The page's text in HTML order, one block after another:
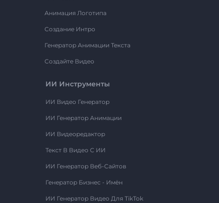
Анимация Логотипа
Создание Интро
Генератор Анимации Текста
Создайте Видео
ИИ Инструменты
ИИ Видео Генератор
ИИ Генератор Анимации
ИИ Видеоредактор
Текст В Видео С ИИ
ИИ Генератор Веб-Сайтов
Генератор Бизнес - Имён
ИИ Генератор Видео Для TikTok